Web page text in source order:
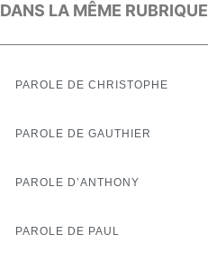
DANS LA MÊME RUBRIQUE
PAROLE DE CHRISTOPHE
PAROLE DE GAUTHIER
PAROLE D’ANTHONY
PAROLE DE PAUL